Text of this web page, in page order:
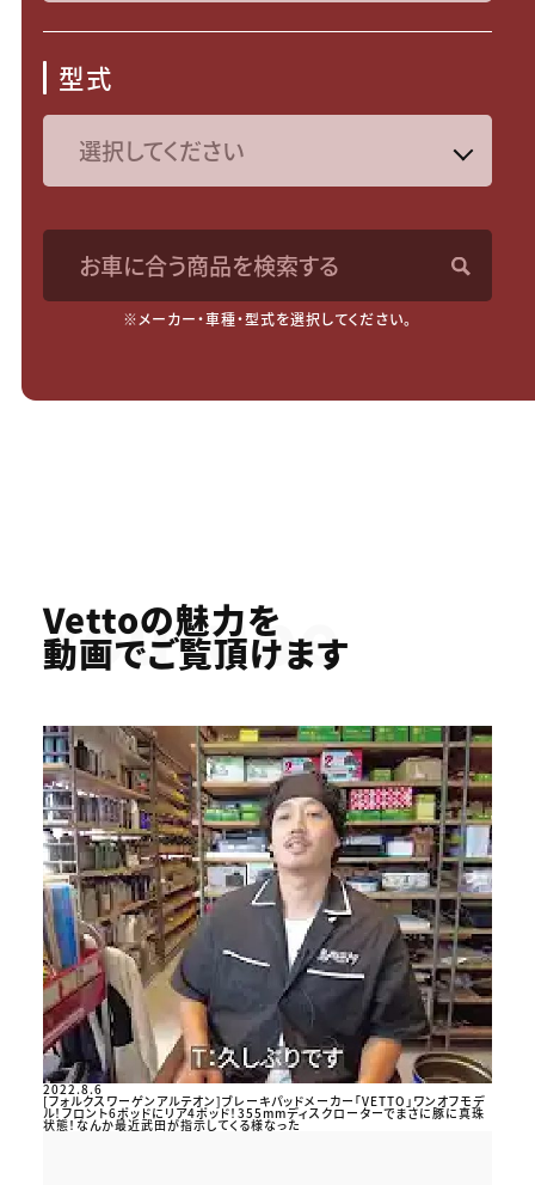
型式
お車に合う商品を検索する
※メーカー・車種・型式を選択してください。
Youtube
Vettoの魅力を
動画でご覧頂けます
2022.8.6
[フォルクスワーゲンアルテオン]ブレーキパッドメーカー「VETTO」ワンオフモデ
ル！フロント6ポッドにリア4ポッド！355mmディスクローターでまさに豚に真珠
状態！なんか最近武田が指示してくる様なった